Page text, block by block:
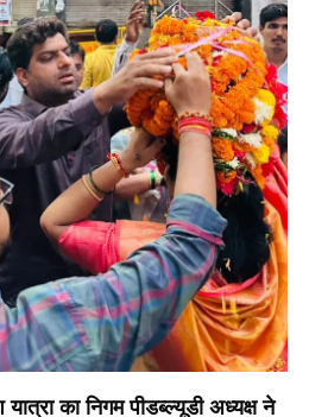
का निगम पीडब्ल्यूडी अध्यक्ष ने